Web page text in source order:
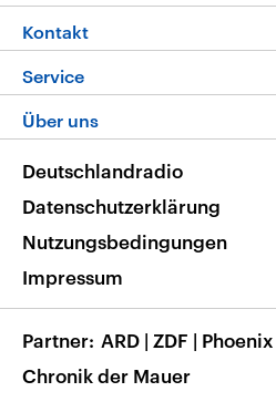
Die Nachrichten
Nachrichtenleicht
Neue Beiträge auf dlf.de
Livestream
Podcasts
Deutschlandfunk App
Nachrichten App
Frequenzen
Kontakt
Hörerservice
Service
FAQ
Veranstaltungen
Musikliste
RSS
Über uns
Barrierefreiheit
Deutschlandradio
Datenschutzerklärung
Nutzungsbedingungen
Impressum
Partner ARD | ZDF | Phoenix
Chronik der Mauer